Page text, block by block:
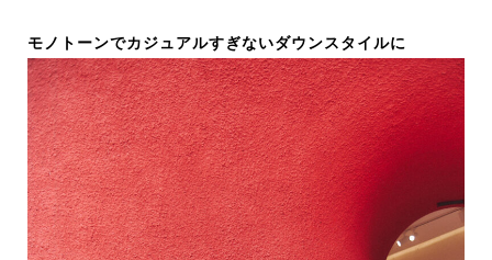
モノトーンでカジュアルすぎないダウンスタイルに